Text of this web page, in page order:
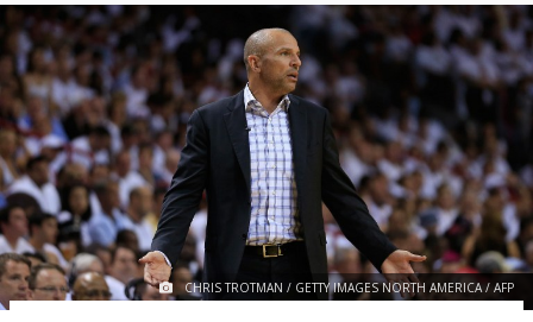
CHRIS TROTMAN / GETTY IMAGES NORTH AMERICA / AFP